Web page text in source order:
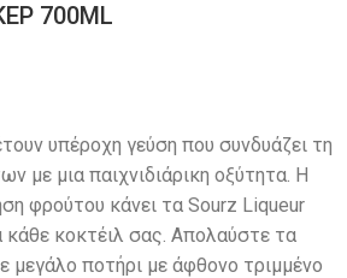
700ML
υπέροχη γεύση που συνδυάζει τη
με μια παιχνιδιάρικη οξύτητα. Η
φρούτου κάνει τα Sourz Liqueur
κάθε κοκτέιλ σας. Απολαύστε τα
μεγάλο ποτήρι με άφθονο τριμμένο